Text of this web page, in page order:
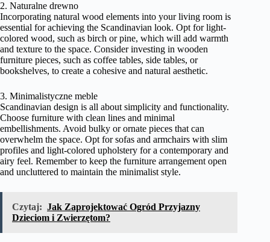
2. Naturalne drewno
Incorporating natural wood elements into your living room is
essential for achieving the Scandinavian look. Opt for light-
colored wood, such as birch or pine, which will add warmth
and texture to the space. Consider investing in wooden
furniture pieces, such as coffee tables, side tables, or
bookshelves, to create a cohesive and natural aesthetic.
3. Minimalistyczne meble
Scandinavian design is all about simplicity and functionality.
Choose furniture with clean lines and minimal
embellishments. Avoid bulky or ornate pieces that can
overwhelm the space. Opt for sofas and armchairs with slim
profiles and light-colored upholstery for a contemporary and
airy feel. Remember to keep the furniture arrangement open
and uncluttered to maintain the minimalist style.
Czytaj: Jak Zaprojektować Ogród Przyjazny
Dzieciom i Zwierzętom?